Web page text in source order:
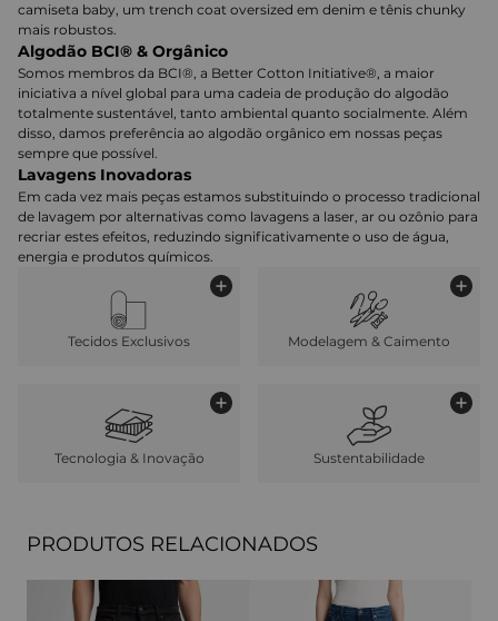
camiseta baby, um trench coat oversized em denim e tênis chunky
mais robustos.
Algodão BCI® & Orgânico
Somos membros da BCI®, a Better Cotton Initiative®, a maior
iniciativa a nível global para uma cadeia de produção do algodão
totalmente sustentável, tanto ambiental quanto socialmente. Além
disso, damos preferência ao algodão orgânico em nossas peças
sempre que possível.
Lavagens Inovadoras
Em cada vez mais peças estamos substituindo o processo tradicional
de lavagem por alternativas como lavagens a laser, ar ou ozônio para
recriar estes efeitos, reduzindo significativamente o uso de água,
energia e produtos químicos.
Tecidos Exclusivos Modelagem & Caimento
Tecnologia & Inovação Sustentabilidade
PRODUTOS RELACIONADOS